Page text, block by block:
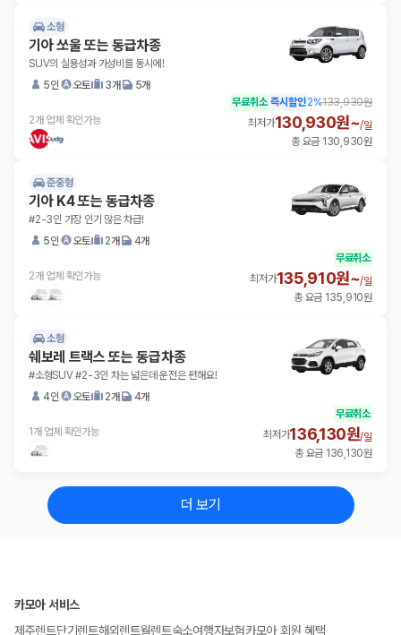
소형
기아 쏘울 또는 동급차종
SUV의 실용성과 가성비를 동시에!
5인
오토 3개 5개
2개 업체 확인가능
무료취소 즉시할인2%133,930원
최저가130,930원~/일
총 요금 130,930원
준중형
기아 K4 또는 동급차종
#2-3인 가장 인기 많은 차급!
5인
오토 2개 4개
2개 업체 확인가능
무료취소
최저가135,910원~/일
총 요금 135,910원
소형
쉐보레 트랙스 또는 동급차종
#소형SUV #2-3인 차는 넓은데 운전은 편해요!
4인
오토 2개 4개
1개 업체 확인가능
무료취소
최저가136,130원/일
총 요금 136,130원
더 보기
카모아 서비스
제주렌트단기렌트해외렌트월렌트숙소여행자보험카모아 회원 혜택